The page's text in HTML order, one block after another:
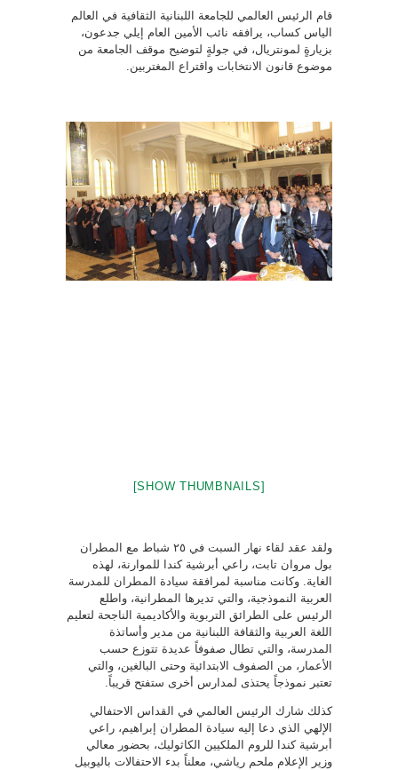
قام الرئيس العالمي للجامعة اللبنانية الثقافية في العالم
الياس كساب، يرافقه نائب الأمين العام إيلي جدعون،
بزيارةٍ لمونتريال، في جولةٍ لتوضيح موقف الجامعة من
موضوع قانون الانتخابات واقتراع المغتربين.
[SHOW THUMBNAILS]
ولقد عقد لقاء نهار السبت في ٢٥ شباط مع المطران
بول مروان تابت، راعي أبرشية كندا للموارنة، لهذه
الغاية. وكانت مناسبة لمرافقة سيادة المطران للمدرسة
العربية النموذجية، والتي تديرها المطرانية، واطلع
الرئيس على الطرائق التربوية والأكاديمية الناجحة لتعليم
اللغة العربية والثقافة اللبنانية من مدير وأساتذة
المدرسة، والتي تطال صفوفاً عديدة تتوزع حسب
الأعمار، من الصفوف الابتدائية وحتى البالغين، والتي
تعتبر نموذجاً يحتذى لمدارس أخرى ستفتح قريباً.
كذلك شارك الرئيس العالمي في القداس الاحتفالي
الإلهي الذي دعا إليه سيادة المطران إبراهيم، راعي
أبرشية كندا للروم الملكيين الكاثوليك، بحضور معالي
وزير الإعلام ملحم رياشي، معلناً بدء الاحتفالات باليوبيل